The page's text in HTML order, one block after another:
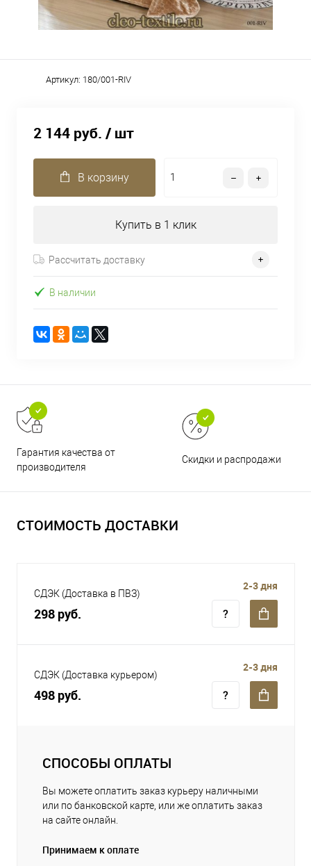
Артикул: 180/001-RIV
2 144 руб. / шт
В корзину
Купить в 1 клик
Рассчитать доставку
В наличии
Гарантия качества от
производителя
Скидки и распродажи
СТОИМОСТЬ ДОСТАВКИ
СДЭК (Доставка в ПВЗ)
298 руб.
2-3 дня
СДЭК (Доставка курьером)
498 руб.
2-3 дня
СПОСОБЫ ОПЛАТЫ
Вы можете оплатить заказ курьеру наличными
или по банковской карте, или же оплатить заказ
на сайте онлайн.
Принимаем к оплате